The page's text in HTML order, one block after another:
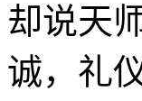
却说天
诚，礼